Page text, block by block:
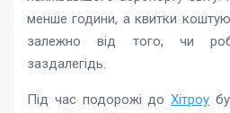
менше години, а квитки
залежно від того, чи
заздалегідь.
Під час подорожі до Хітроу